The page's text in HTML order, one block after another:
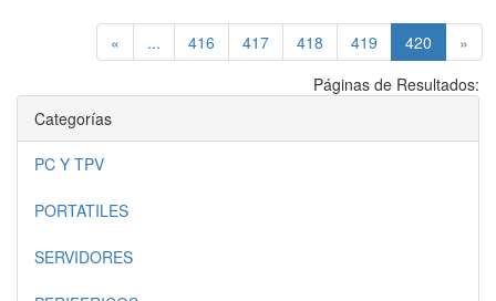
« ... 416 417 418 419 420 (current)
»
Páginas de Resultados:
Categorías
PC Y TPV
PORTATILES
SERVIDORES